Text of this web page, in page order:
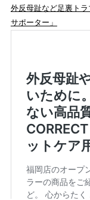
外反母趾など足裏ト
サポーター」